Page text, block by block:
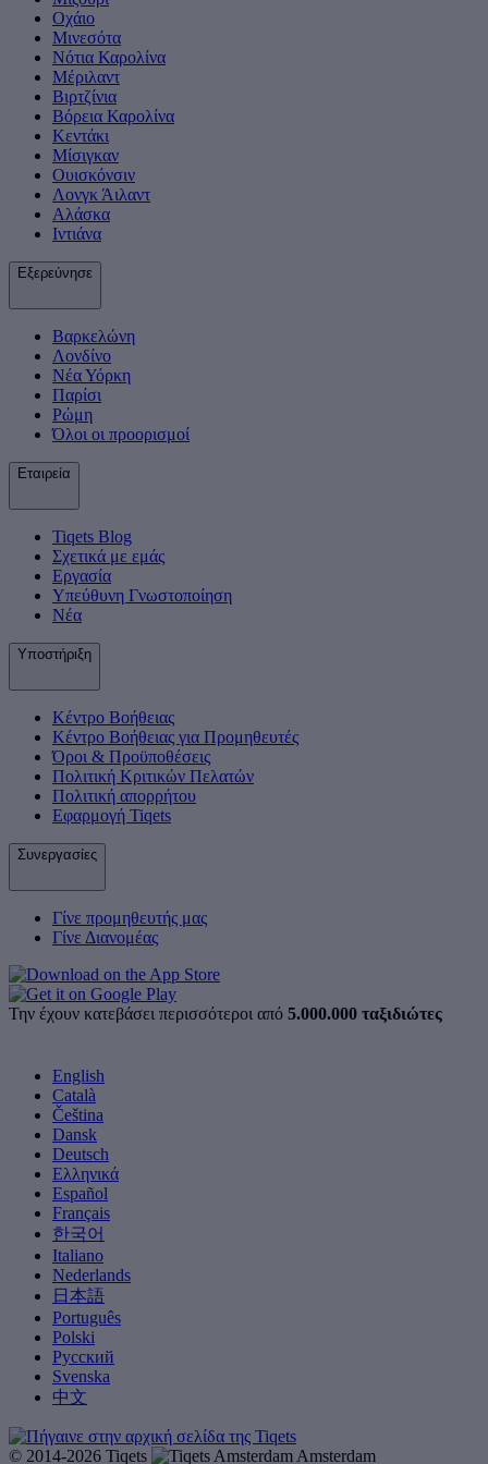
Οχάιο
Μινεσότα
Νότια Καρολίνα
Μέριλαντ
Βιρτζίνια
Βόρεια Καρολίνα
Κεντάκι
Μίσιγκαν
Ουισκόνσιν
Λονγκ Άιλαντ
Αλάσκα
Ιντιάνα
Εξερεύνησε
Βαρκελώνη
Λονδίνο
Νέα Υόρκη
Παρίσι
Ρώμη
Όλοι οι προορισμοί
Εταιρεία
Tiqets Βlog
Σχετικά με εμάς
Εργασία
Υπεύθυνη Γνωστοποίηση
Νέα
Υποστήριξη
Κέντρο Βοήθειας
Κέντρο Βοήθειας για Προμηθευτές
Όροι & Προϋποθέσεις
Πολιτική Κριτικών Πελατών
Πολιτική απορρήτου
Εφαρμογή Tiqets
Συνεργασίες
Γίνε προμηθευτής μας
Γίνε Διανομέας
Την έχουν κατεβάσει περισσότεροι από 5.000.000 ταξιδιώτες
English
Català
Čeština
Dansk
Deutsch
Ελληνικά
Español
Français
한국어
Italiano
Nederlands
日本語
Português
Polski
Русский
Svenska
中文
© 2014-2026 Tiqets
Amsterdam